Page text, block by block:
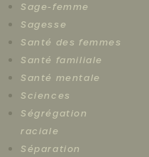
Sage-femme
Sagesse
Santé des femmes
Santé familiale
Santé mentale
Sciences
Ségrégation
raciale
Séparation